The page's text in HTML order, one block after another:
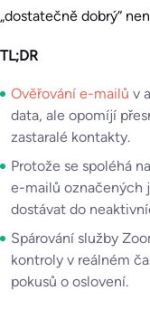
„dostatečně dobrý“
TL;DR
Ověřování e-mailů v
data, ale opomíjí
zastaralé kontakty.
Protože se spoléhá
e-mailů označených
dostávat do
Spárování služby
kontroly v reálném
pokusů o oslovení.